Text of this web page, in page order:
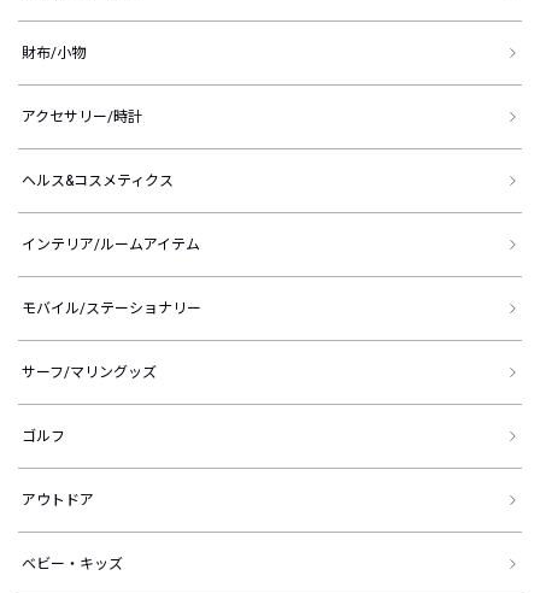
財布/小物
アクセサリー/時計
ヘルス&コスメティクス
インテリア/ルームアイテム
モバイル/ステーショナリー
サーフ/マリングッズ
ゴルフ
アウトドア
ベビー・キッズ